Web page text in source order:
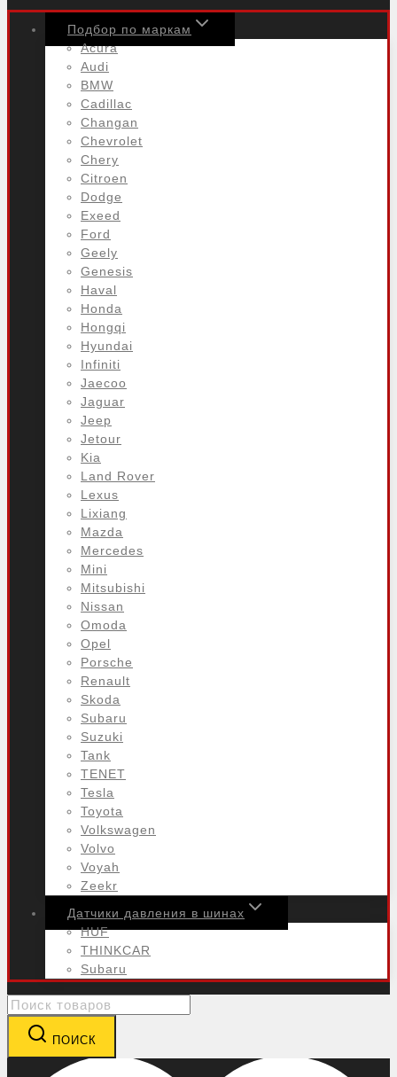
Подбор по маркам
Acura
Audi
BMW
Cadillac
Changan
Chevrolet
Chery
Citroen
Dodge
Exeed
Ford
Geely
Genesis
Haval
Honda
Hongqi
Hyundai
Infiniti
Jaecoo
Jaguar
Jeep
Jetour
Kia
Land Rover
Lexus
Lixiang
Mazda
Mercedes
Mini
Mitsubishi
Nissan
Omoda
Opel
Porsche
Renault
Skoda
Subaru
Suzuki
Tank
TENET
Tesla
Toyota
Volkswagen
Volvo
Voyah
Zeekr
Датчики давления в шинах
HUF
THINKCAR
Subaru
Search
for:
ПОИСК